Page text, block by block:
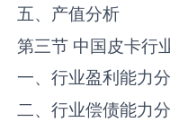
五、产值分析
第三节 中国‌‌皮卡‌‌‌行
一、行业盈利能力
二、行业偿债能力